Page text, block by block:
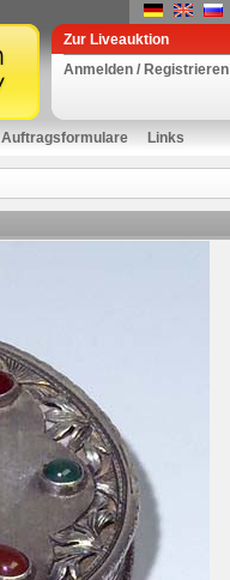
Zur Liveauktion
Anmelden / Registrieren
Auftragsformulare Links